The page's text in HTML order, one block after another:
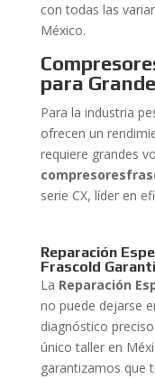
con todas las
México.
para
Para la industria
ofrecen un
requiere grandes
serie CX, líder en
Reparación
Frascold
La Reparación
no puede dejarse
diagnóstico
único taller en
garantizamos que